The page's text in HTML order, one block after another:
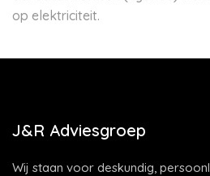
op elektriciteit.
J&R Adviesgroep
Wij staan voor deskundig,